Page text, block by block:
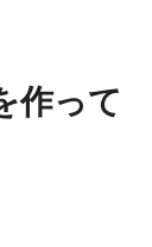
作って